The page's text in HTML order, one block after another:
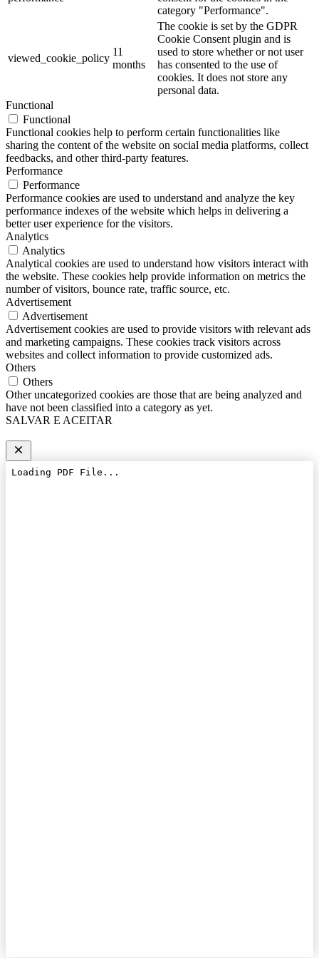
category "Performance".
viewed_cookie_policy
11
months
The cookie is set by the GDPR
Cookie Consent plugin and is
used to store whether or not user
has consented to the use of
cookies. It does not store any
personal data.
Functional
Functional
Functional cookies help to perform certain functionalities like
sharing the content of the website on social media platforms, collect
feedbacks, and other third-party features.
Performance
Performance
Performance cookies are used to understand and analyze the key
performance indexes of the website which helps in delivering a
better user experience for the visitors.
Analytics
Analytics
Analytical cookies are used to understand how visitors interact with
the website. These cookies help provide information on metrics the
number of visitors, bounce rate, traffic source, etc.
Advertisement
Advertisement
Advertisement cookies are used to provide visitors with relevant ads
and marketing campaigns. These cookies track visitors across
websites and collect information to provide customized ads.
Others
Others
Other uncategorized cookies are those that are being analyzed and
have not been classified into a category as yet.
SALVAR E ACEITAR